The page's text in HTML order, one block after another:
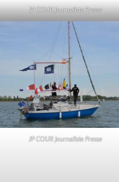
JP COUR journaliste Presse
JP COUR journaliste Presse